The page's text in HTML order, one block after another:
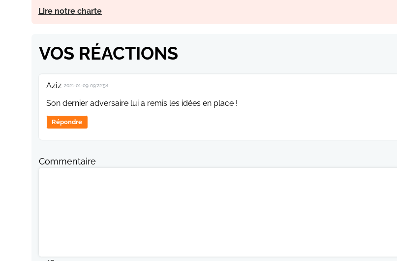
Lire notre charte
VOS RÉACTIONS
Aziz 2021-01-09 09:22:58
Son dernier adversaire lui a remis les idées en place !
Répondre
Commentaire